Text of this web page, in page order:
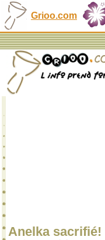
Grioo.com
Anelka sacrifié!